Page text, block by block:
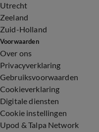
Utrecht
Zeeland
Zuid-Holland
Voorwaarden
Over ons
Privacyverklaring
Gebruiksvoorwaarden
Cookieverklaring
Digitale diensten
Cookie instellingen
Upod & Talpa Network